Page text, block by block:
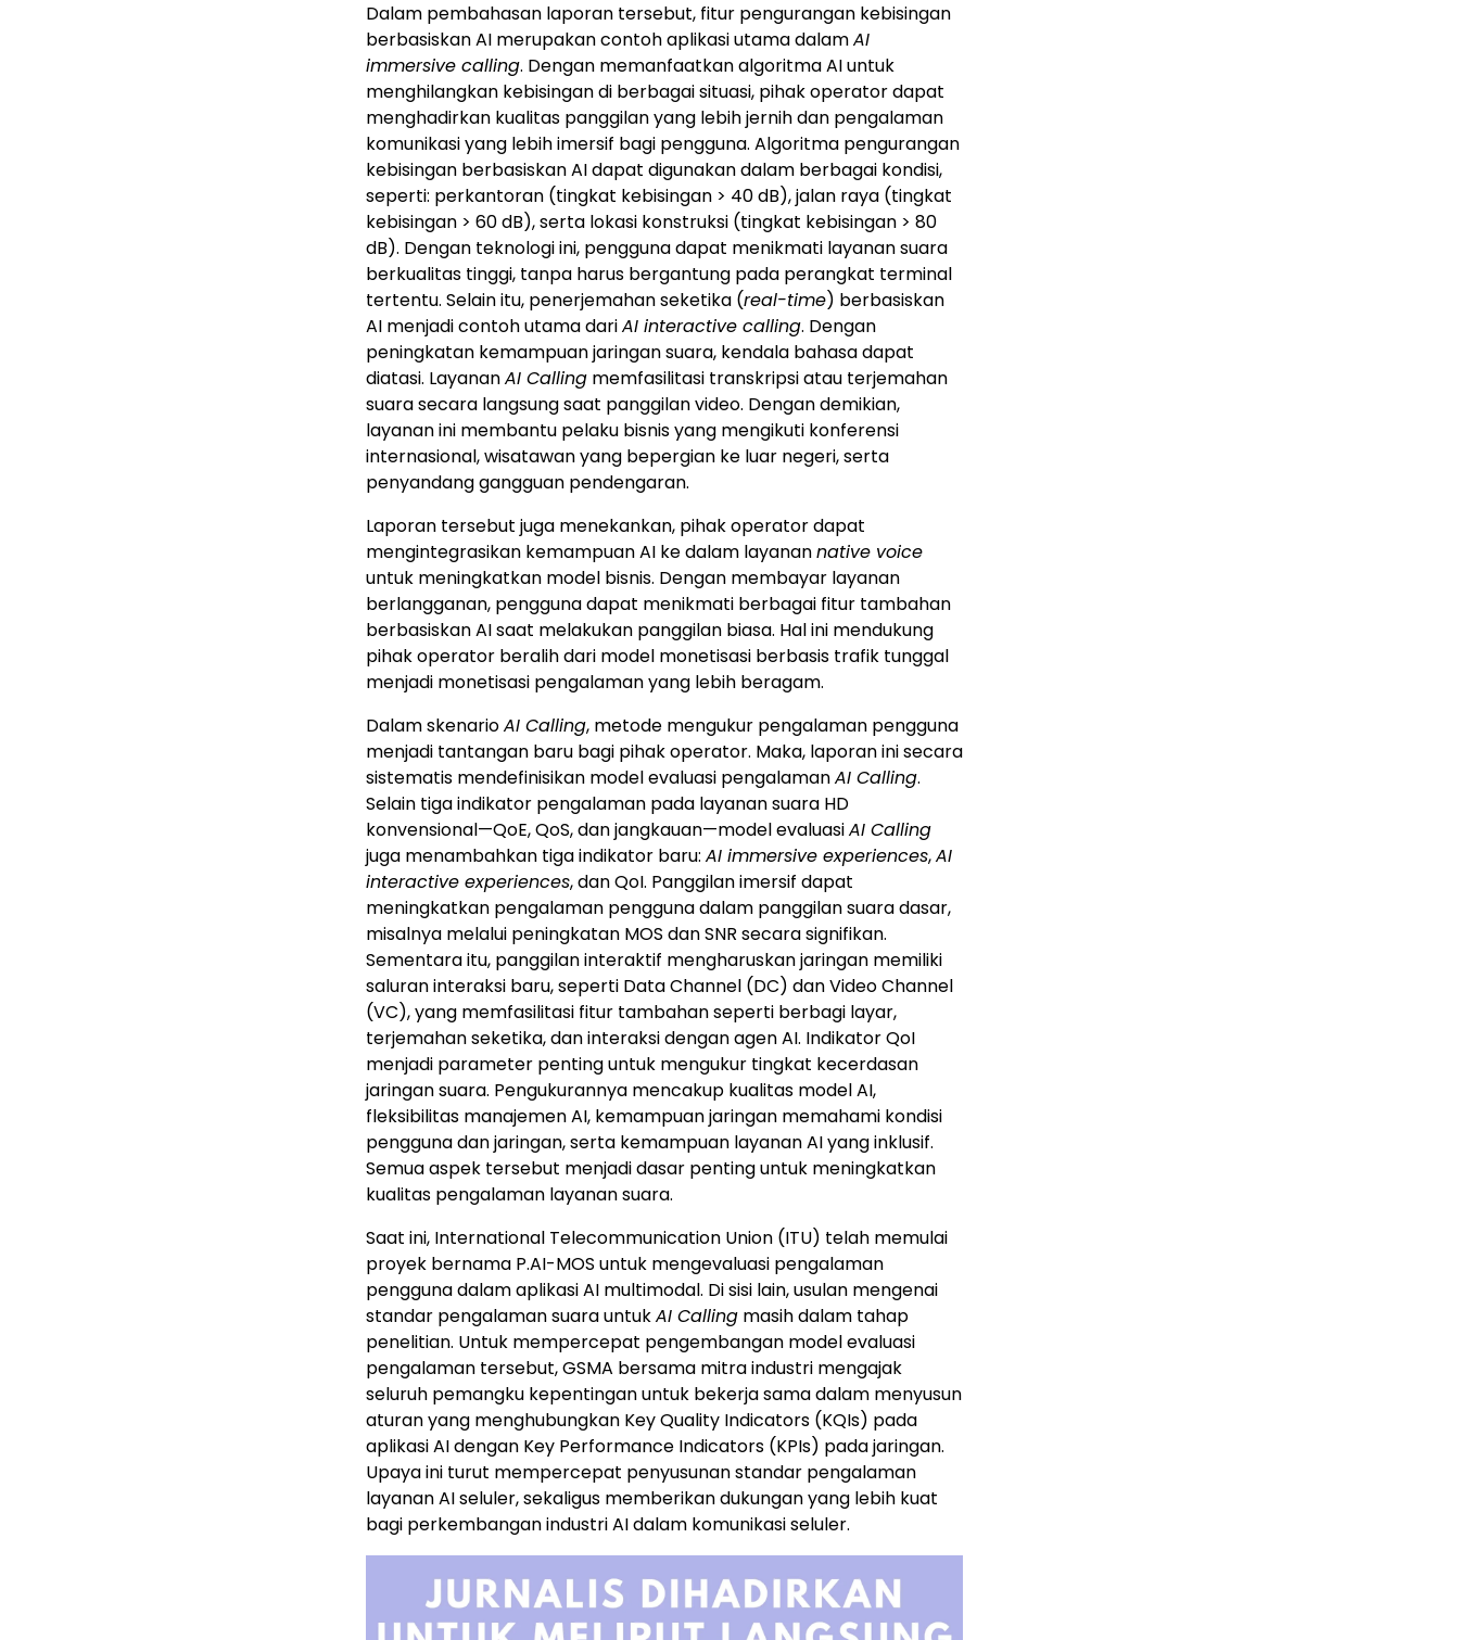
Dalam pembahasan laporan tersebut, fitur pengurangan kebisingan
berbasiskan AI merupakan contoh aplikasi utama dalamAI
immersive calling. Dengan memanfaatkan algoritma AI untuk
menghilangkan kebisingan di berbagai situasi, pihak operator dapat
menghadirkan kualitas panggilan yang lebih jernih dan pengalaman
komunikasi yang lebih imersif bagi pengguna. Algoritma pengurangan
kebisingan berbasiskan AI dapat digunakan dalam berbagai kondisi,
seperti: perkantoran (tingkat kebisingan > 40 dB), jalan raya (tingkat
kebisingan > 60 dB), serta lokasi konstruksi (tingkat kebisingan > 80
dB). Dengan teknologi ini, pengguna dapat menikmati layanan suara
berkualitas tinggi, tanpa harus bergantung pada perangkat terminal
tertentu. Selain itu, penerjemahan seketika (real-time) berbasiskan
AI menjadi contoh utama dariAI interactive calling. Dengan
peningkatan kemampuan jaringan suara, kendala bahasa dapat
diatasi. LayananAI Calling memfasilitasi transkripsi atau terjemahan
suara secara langsung saat panggilan video. Dengan demikian,
layanan ini membantu pelaku bisnis yang mengikuti konferensi
internasional, wisatawan yang bepergian ke luar negeri, serta
penyandang gangguan pendengaran.
Laporan tersebut juga menekankan, pihak operator dapat
mengintegrasikan kemampuan AI ke dalam layanannative voice
untuk meningkatkan model bisnis. Dengan membayar layanan
berlangganan, pengguna dapat menikmati berbagai fitur tambahan
berbasiskan AI saat melakukan panggilan biasa. Hal ini mendukung
pihak operator beralih dari model monetisasi berbasis trafik tunggal
menjadi monetisasi pengalaman yang lebih beragam.
Dalam skenarioAI Calling, metode mengukur pengalaman pengguna
menjadi tantangan baru bagi pihak operator. Maka, laporan ini secara
sistematis mendefinisikan model evaluasi pengalamanAI Calling.
Selain tiga indikator pengalaman pada layanan suara HD
konvensional—QoE, QoS, dan jangkauan—model evaluasiAI Calling
juga menambahkan tiga indikator baru: AI immersive experiences,AI
interactive experiences, dan QoI. Panggilan imersif dapat
meningkatkan pengalaman pengguna dalam panggilan suara dasar,
misalnya melalui peningkatan MOS dan SNR secara signifikan.
Sementara itu, panggilan interaktif mengharuskan jaringan memiliki
saluran interaksi baru, seperti Data Channel (DC) dan Video Channel
(VC), yang memfasilitasi fitur tambahan seperti berbagi layar,
terjemahan seketika, dan interaksi dengan agen AI. Indikator QoI
menjadi parameter penting untuk mengukur tingkat kecerdasan
jaringan suara. Pengukurannya mencakup kualitas model AI,
fleksibilitas manajemen AI, kemampuan jaringan memahami kondisi
pengguna dan jaringan, serta kemampuan layanan AI yang inklusif.
Semua aspek tersebut menjadi dasar penting untuk meningkatkan
kualitas pengalaman layanan suara.
Saat ini, International Telecommunication Union (ITU) telah memulai
proyek bernama P.AI-MOS untuk mengevaluasi pengalaman
pengguna dalam aplikasi AI multimodal. Di sisi lain, usulan mengenai
standar pengalaman suara untukAI Calling masih dalam tahap
penelitian. Untuk mempercepat pengembangan model evaluasi
pengalaman tersebut, GSMA bersama mitra industri mengajak
seluruh pemangku kepentingan untuk bekerja sama dalam menyusun
aturan yang menghubungkan Key Quality Indicators (KQIs) pada
aplikasi AI dengan Key Performance Indicators (KPIs) pada jaringan.
Upaya ini turut mempercepat penyusunan standar pengalaman
layanan AI seluler, sekaligus memberikan dukungan yang lebih kuat
bagi perkembangan industri AI dalam komunikasi seluler.